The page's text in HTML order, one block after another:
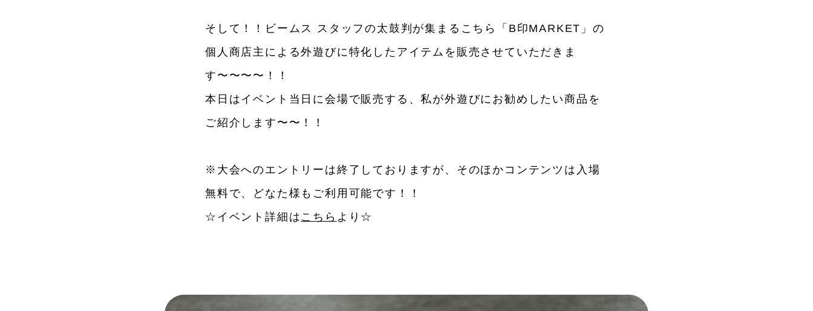
そして！！ビームス スタッフの太鼓判が集まるこちら「B印MARKET」の
個人商店主による外遊びに特化したアイテムを販売させていただきま
す〜〜〜〜！！
本日はイベント当日に会場で販売する、私が外遊びにお勧めしたい商品を
ご紹介します〜〜！！
※大会へのエントリーは終了しておりますが、そのほかコンテンツは入場
無料で、どなた様もご利用可能です！！
☆イベント詳細は こちら より☆